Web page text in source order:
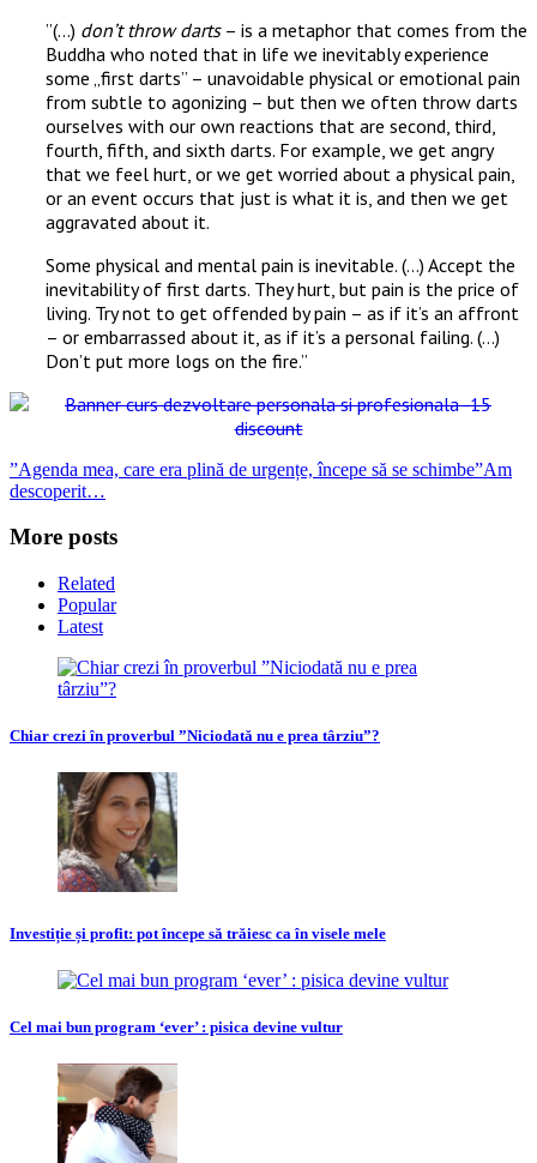
”(…) don’t throw darts– is a metaphor that comes from the
Buddha who noted that in life we inevitably experience
some „first darts” – unavoidable physical or emotional pain
from subtle to agonizing – but then we often throw darts
ourselves with our own reactions that are second, third,
fourth, fifth, and sixth darts. For example, we get angry
that we feel hurt, or we get worried about a physical pain,
or an event occurs that just is what it is, and then we get
aggravated about it.
Some physical and mental pain is inevitable. (…) Accept the
inevitability of first darts. They hurt, but pain is the price of
living. Try not to get offended by pain – as if it’s an affront
– or embarrassed about it, as if it’s a personal failing. (…)
Don’t put more logs on the fire.”
”Agenda mea, care era plină de urgențe, începe să se schimbe”Am
descoperit…
More posts
Related
Popular
Latest
Chiar crezi în proverbul ”Niciodată nu e prea târziu”?
Investiție și profit: pot începe să trăiesc ca în visele mele
Cel mai bun program ‘ever’ : pisica devine vultur